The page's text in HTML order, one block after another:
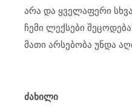
არა და ყველაფერი
ჩემი ლექსები
მათი არსებობა უნდა
ძახილი